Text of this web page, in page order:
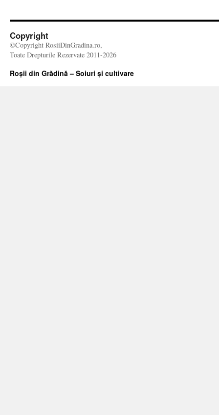
Copyright
©Copyright RosiiDinGradina.ro,
Toate Drepturile Rezervate 2011-2026
Roșii din Grădină – Soiuri și cultivare